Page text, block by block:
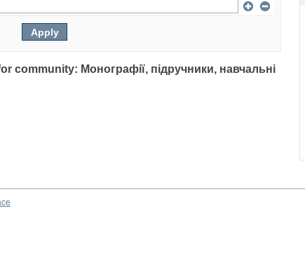
community: Монографії, підручники, навчальні